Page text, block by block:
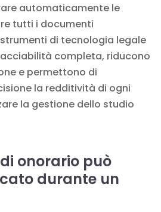
automaticamente le
tutti i documenti
di tecnologia legale
completa, riducono
e permettono di
la redditività di ogni
la gestione dello studio
onorario può
durante un